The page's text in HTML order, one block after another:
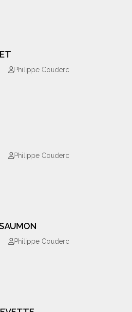
Philippe Couderc
Philippe Couderc
Philippe Couderc